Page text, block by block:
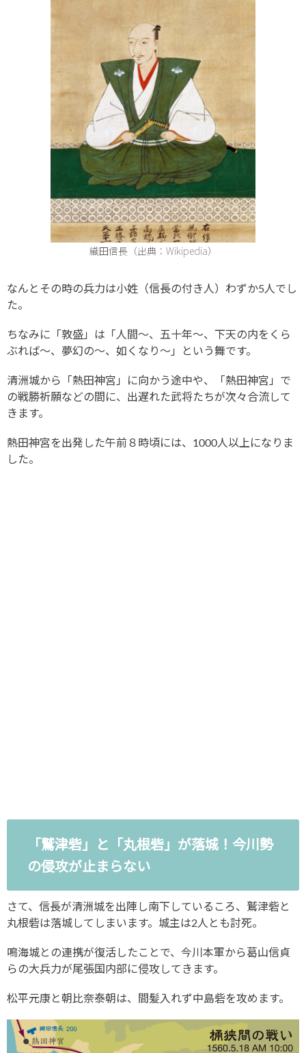
織田信長（出典：Wikipedia）
なんとその時の兵力は小姓（信長の付き人）わずか5人でし
た。
ちなみに「敦盛」は「人間〜、五十年〜、下天の内をくら
ぶれば〜、夢幻の〜、如くなり〜」という舞です。
清洲城から「熱田神宮」に向かう途中や、「熱田神宮」で
の戦勝祈願などの間に、出遅れた武将たちが次々合流して
きます。
熱田神宮を出発した午前８時頃には、1000人以上になりま
した。
「鷲津砦」と「丸根砦」が落城！今川勢
の侵攻が止まらない
さて、信長が清洲城を出陣し南下しているころ、鷲津砦と
丸根砦は落城してしまいます。城主は2人とも討死。
鳴海城との連携が復活したことで、今川本軍から葛山信貞
らの大兵力が尾張国内部に侵攻してきます。
松平元康と朝比奈泰朝は、間髪入れず中島砦を攻めます。